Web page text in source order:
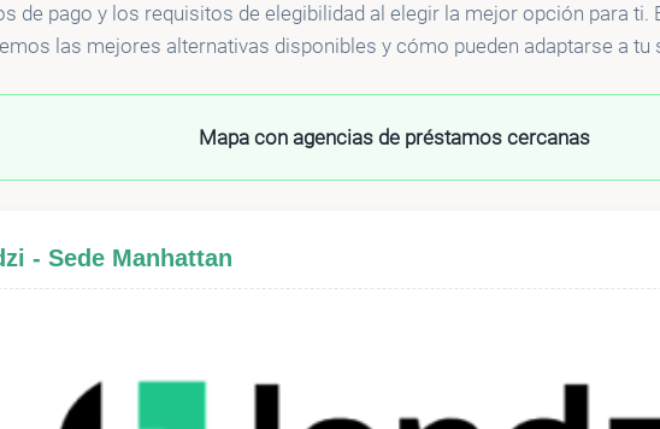
de pago y los requisitos de elegibilidad al elegir la mejor opción para ti.
las mejores alternativas disponibles y cómo pueden adaptarse a tu
Mapa con agencias de préstamos cercanas
- Sede Manhattan